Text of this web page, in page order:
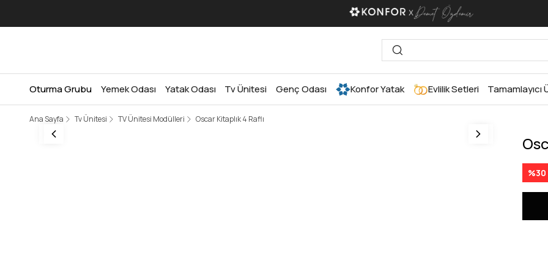
Oturma Grubu Yemek Odası Yatak Odası Tv Ünitesi Genç Odası Konfor Yatak Evlilik Setleri Tamamlayıcı
Ana Sayfa Tv Ünitesi TV Ünitesi Modülleri Oscar Kitaplık 4 Raflı
%30